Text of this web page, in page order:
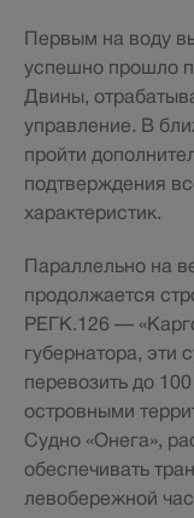
Первым на воду
успешно прошло
Двины,
управление. В
пройти
подтверждения
характеристик.
Параллельно на
продолжается
РЕГК.126 —
губернатора, эти
перевозить до
островными
Судно «Онега»,
обеспечивать
левобережной